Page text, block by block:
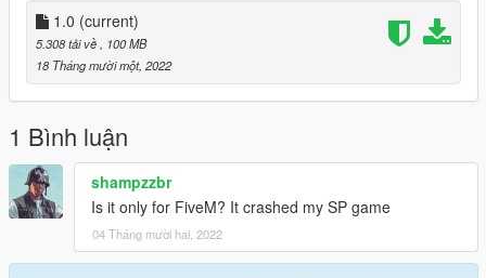
by Lu & As
1.0 (current)
5.308 tải về
, 100 MB
18 Tháng mười một, 2022
1 Bình luận
shampzzbr
Is it only for FiveM? It crashed my SP game
04 Tháng mười hai, 2022